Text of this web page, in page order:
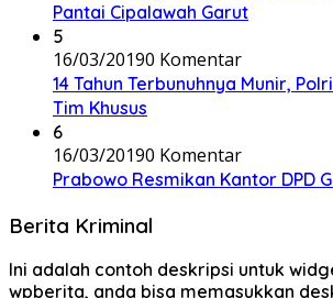
Pantai Cipalawah Garut
5
16/03/20190 Komentar
14 Tahun Terbunuhnya Munir,
Tim Khusus
6
16/03/20190 Komentar
Prabowo Resmikan Kantor DPD
Berita Kriminal
Ini adalah contoh deskripsi untuk
wpberita, anda bisa memasukkan